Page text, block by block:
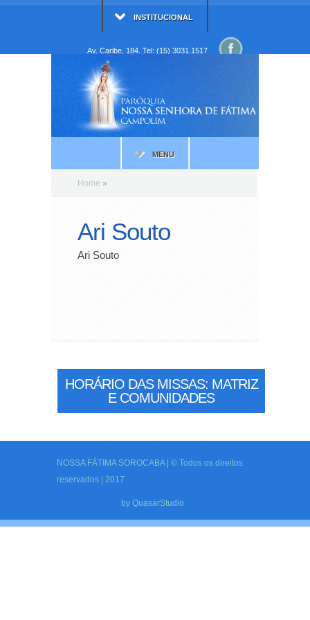
INSTITUCIONAL
Av. Caribe, 184. Tel: (15) 3031.1517
MENU
Home »
Ari Souto
Ari Souto
HORÁRIO DAS MISSAS: MATRIZ
E COMUNIDADES
NOSSA FÁTIMA SOROCABA | © Todos os direitos
reservados | 2017
by QuasarStudio